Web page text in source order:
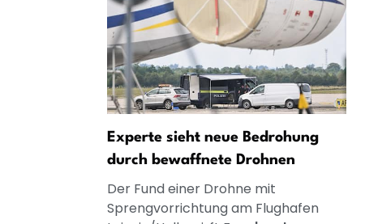
Experte sieht neue Bedrohung
durch bewaffnete Drohnen
Der Fund einer Drohne mit
Sprengvorrichtung am Flughafen